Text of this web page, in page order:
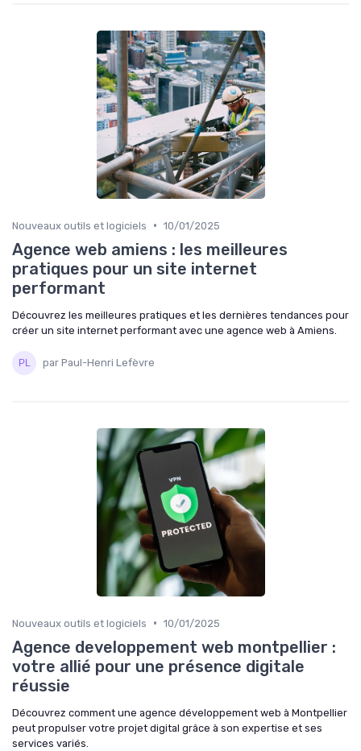
Nouveaux outils et logiciels • 10/01/2025
Agence web amiens : les meilleures
pratiques pour un site internet
performant
Découvrez les meilleures pratiques et les dernières tendances pour
créer un site internet performant avec une agence web à Amiens.
par Paul-Henri Lefèvre
Nouveaux outils et logiciels • 10/01/2025
Agence developpement web montpellier :
votre allié pour une présence digitale
réussie
Découvrez comment une agence développement web à Montpellier
peut propulser votre projet digital grâce à son expertise et ses
services variés.